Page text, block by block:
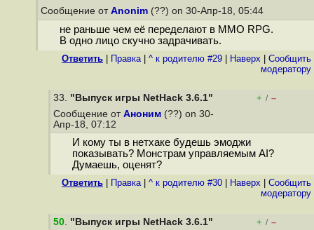
Сообщение от Anonim (??) on 30-Апр-18, 05:44
не раньше чем её переделают в MMO RPG.
В одно лицо скучно задрачивать.
Ответить Правка| ^ к родителю #29 Наверх
Cообщить
модератору
33. "Выпуск игры NetHack 3.6.1" + / –
Сообщение от Аноним (??) on 30-
Апр-18, 07:12
И кому ты в нетхаке будешь эмоджи
показывать? Монстрам управляемым AI?
Думаешь, оценят?
Ответить Правка| ^ к родителю #30 Наверх
Cообщить
модератору
50. "Выпуск игры NetHack 3.6.1" + / –